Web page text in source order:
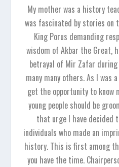
My mother was a history
was fascinated by stories on
King Porus demanding
wisdom of Akbar the Great,
betrayal of Mir Zafar
many many others. As I was
get the opportunity to know
young people should be
that urge I have decided
individuals who made an
history. This is first among
you have the time.